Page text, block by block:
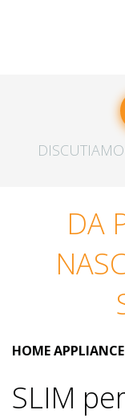
DA
HOME APPLIANCE
SLIM